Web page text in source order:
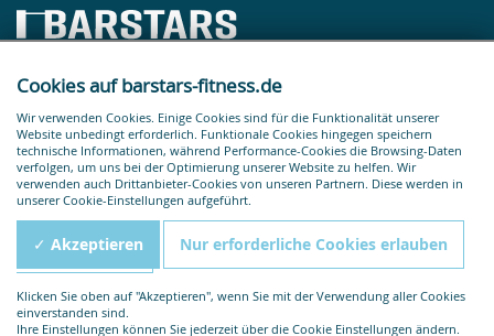
Matthias-Zimmermann-Straße 7b
52152 Simmerath
info@barstars-fitness.de
+49 2473 20 54 926
Rechtliches
Impressum
Datenschutzerklärung
Cookies auf barstars-fitness.de
Wir verwenden Cookies. Einige Cookies sind für die Funktionalität unserer
Website unbedingt erforderlich. Funktionale Cookies hingegen speichern
technische Informationen, während Performance-Cookies die Browsing-Daten
verfolgen, um uns bei der Optimierung unserer Website zu helfen. Wir
verwenden auch Drittanbieter-Cookies von unseren Partnern. Diese werden in
unserer Cookie-Einstellungen aufgeführt.
✓ Akzeptieren Nur erforderliche Cookies erlauben
Klicken Sie oben auf "Akzeptieren", wenn Sie mit der Verwendung aller Cookies
einverstanden sind.
Ihre Einstellungen können Sie jederzeit über die Cookie Einstellungen ändern.